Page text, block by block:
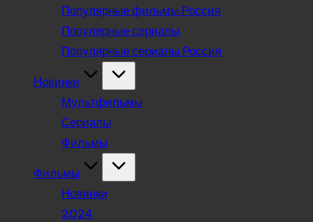
Популярные фильмы Россия
Популярные сериалы
Популярные сериалы Россия
Новинки
Мультфильмы
Сериалы
Фильмы
Фильмы
Новинки
2024